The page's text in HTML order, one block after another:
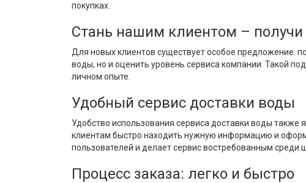
покупках.
Стань нашим клиентом – получи
Для новых клиентов существует особое предложение:
воды, но и оценить уровень сервиса компании. Такой
личном опыте.
Удобный сервис доставки воды
Удобство использования сервиса доставки воды также
клиентам быстро находить нужную информацию и
пользователей и делает сервис востребованным среди
Процесс заказа: легко и быстро